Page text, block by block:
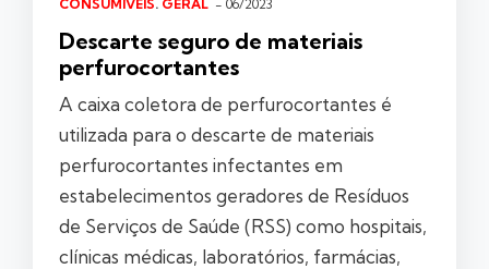
CONSUMÍVEIS. GERAL - 06/2023
Descarte seguro de materiais
perfurocortantes
A caixa coletora de perfurocortantes é
utilizada para o descarte de materiais
perfurocortantes infectantes em
estabelecimentos geradores de Resíduos
de Serviços de Saúde (RSS) como hospitais,
clínicas médicas, laboratórios, farmácias,